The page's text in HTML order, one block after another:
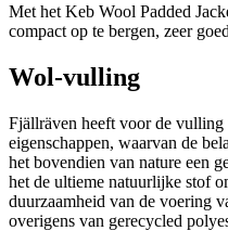
Met het Keb Wool Padded
compact op te bergen, zeer
Wol-vulling
Fjällräven heeft voor de
eigenschappen, waarvan de
het bovendien van nature een
het de ultieme natuurlijke stof
duurzaamheid van de voering
overigens van gerecycled